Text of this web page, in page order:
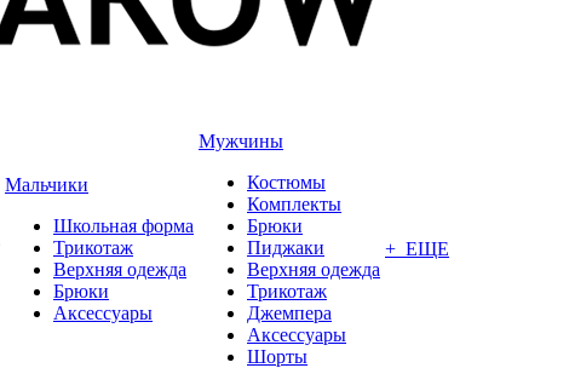
Мальчики
Школьная форма
Трикотаж
Верхняя одежда
Брюки
Аксессуары
Мужчины
Костюмы
Комплекты
Брюки
Пиджаки
Верхняя одежда
Трикотаж
Джемпера
Аксессуары
Шорты
+ ЕЩЕ